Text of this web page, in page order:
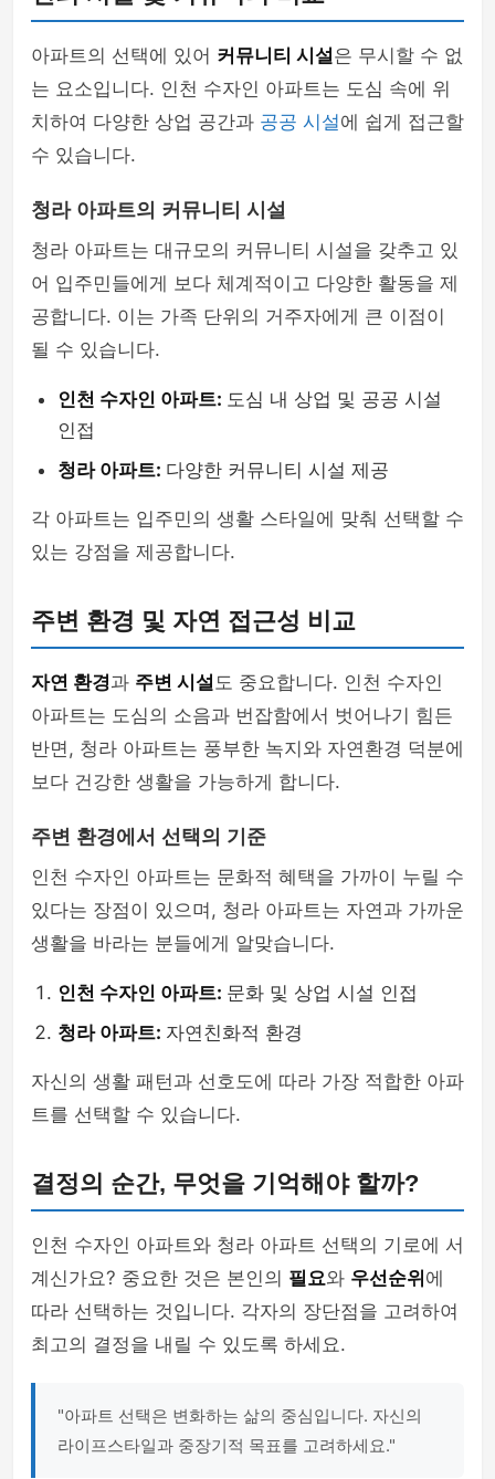
아파트의 선택에 있어 커뮤니티 시설은 무시할 수 없
는 요소입니다. 인천 수자인 아파트는 도심 속에 위
치하여 다양한 상업 공간과 공공 시설 에 쉽게 접근할
수 있습니다.
청라 아파트의 커뮤니티 시설
청라 아파트는 대규모의 커뮤니티 시설을 갖추고 있
어 입주민들에게 보다 체계적이고 다양한 활동을 제
공합니다. 이는 가족 단위의 거주자에게 큰 이점이
될 수 있습니다.
인천 수자인 아파트: 도심 내 상업 및 공공 시설
인접
청라 아파트: 다양한 커뮤니티 시설 제공
각 아파트는 입주민의 생활 스타일에 맞춰 선택할 수
있는 강점을 제공합니다.
주변 환경 및 자연 접근성 비교
자연 환경과 주변 시설도 중요합니다. 인천 수자인
아파트는 도심의 소음과 번잡함에서 벗어나기 힘든
반면, 청라 아파트는 풍부한 녹지와 자연환경 덕분에
보다 건강한 생활을 가능하게 합니다.
주변 환경에서 선택의 기준
인천 수자인 아파트는 문화적 혜택을 가까이 누릴 수
있다는 장점이 있으며, 청라 아파트는 자연과 가까운
생활을 바라는 분들에게 알맞습니다.
인천 수자인 아파트: 문화 및 상업 시설 인접
청라 아파트: 자연친화적 환경
자신의 생활 패턴과 선호도에 따라 가장 적합한 아파
트를 선택할 수 있습니다.
결정의 순간, 무엇을 기억해야 할까?
인천 수자인 아파트와 청라 아파트 선택의 기로에 서
계신가요? 중요한 것은 본인의 필요와 우선순위 에
따라 선택하는 것입니다. 각자의 장단점을 고려하여
최고의 결정을 내릴 수 있도록 하세요.
"아파트 선택은 변화하는 삶의 중심입니다. 자신의
라이프스타일과 중장기적 목표를 고려하세요."